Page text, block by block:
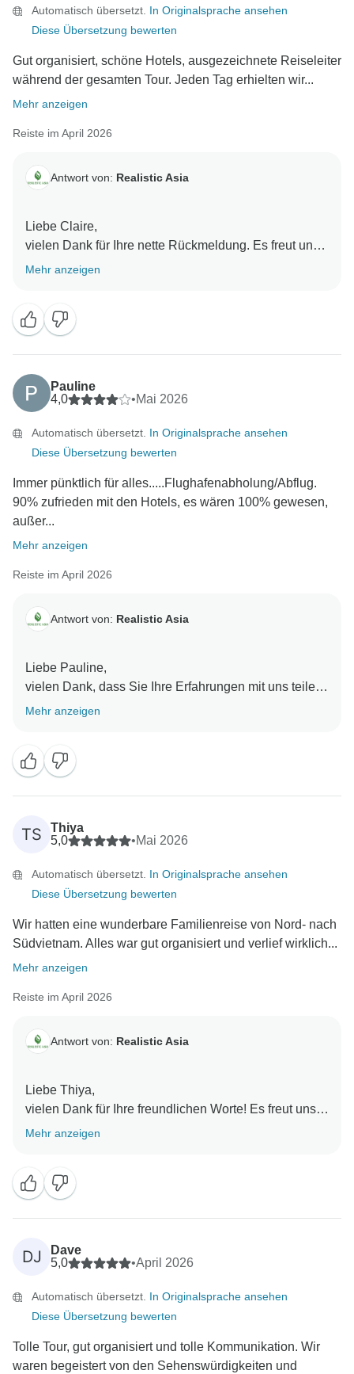
Mit freundlichen Grüßen,
Automatisch übersetzt. In Originalsprache ansehen
Diese Übersetzung bewerten
Gut organisiert, schöne Hotels, ausgezeichnete Reiseleiter
während der gesamten Tour. Jeden Tag erhielten wir...
Mehr anzeigen
Reiste im April 2026
Antwort von: Realistic Asia
Liebe Claire,
vielen Dank für Ihre nette Rückmeldung. Es freut uns
sehr zu hören, dass Ihnen die Hotels, die Reiseleiter
Unterstützung von Thang dazu beigetragen hat, die
Reise für Ihre Mutter reibungsloser und angenehmer
zu gestalten. Wir wissen es sehr zu schätzen, dass
Sie sich die Zeit genommen haben, uns Ihre
Erfahrungen mitzuteilen, und wir hoffen, Sie bald
wieder zu einem weiteren unvergesslichen Abenteuer
in Südostasien begrüßen zu dürfen!
Mit freundlichen Grüßen,
Mehr anzeigen
Pauline
4,0
•Mai 2026
Automatisch übersetzt. In Originalsprache ansehen
Diese Übersetzung bewerten
Immer pünktlich für alles.....Flughafenabholung/Abflug.
90% zufrieden mit den Hotels, es wären 100% gewesen,
außer...
Mehr anzeigen
Reiste im April 2026
Antwort von: Realistic Asia
Liebe Pauline,
vielen Dank, dass Sie Ihre Erfahrungen mit uns teilen.
Es freut uns sehr zu hören, dass alles gut organisiert
Feedback sehr zu schätzen, da es uns hilft, unseren
Service weiter zu verbessern. Wir hoffen, Sie bald
wieder auf einer anderen Reise in Südostasien
begrüßen zu dürfen!
Mit freundlichen Grüßen,
Mehr anzeigen
TS
Thiya
5,0
•Mai 2026
Automatisch übersetzt. In Originalsprache ansehen
Diese Übersetzung bewerten
Wir hatten eine wunderbare Familienreise von Nord- nach
Südvietnam. Alles war gut organisiert und verlief wirklich...
Mehr anzeigen
Reiste im April 2026
Antwort von: Realistic Asia
Liebe Thiya,
vielen Dank für Ihre freundlichen Worte! Es freut uns
zu hören, dass Ihre Familie eine so wunderbare Reise
wissen, dass Ihre Kinder das Essen so sehr genossen
haben. Die vietnamesische Küche hinterlässt immer
bleibende Erinnerungen! Wir wissen Ihre Empfehlung
wirklich zu schätzen und hoffen, Ihre Familie eines
Tages für ein weiteres unvergessliches Abenteuer in
Mit freundlichen Grüßen,
Mehr anzeigen
DJ
Dave
5,0
•April 2026
Automatisch übersetzt. In Originalsprache ansehen
Diese Übersetzung bewerten
Tolle Tour, gut organisiert und tolle Kommunikation. Wir
waren begeistert von den Sehenswürdigkeiten und